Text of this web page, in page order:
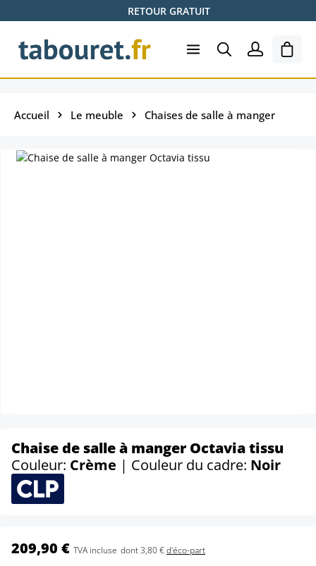
Passer au contenu principalRETOUR GRATUIT
Le
Accueil Le meuble Chaises de salle à manger
Chaise de salle à manger Octavia tissu
Couleur: Crème | Couleur du cadre: Noir
209,90 € TVA incluse dont 3,80 €d'éco-part